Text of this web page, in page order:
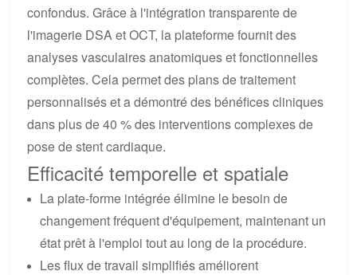
confondus. Grâce à l'intégration transparente de
l'imagerie DSA et OCT, la plateforme fournit des
analyses vasculaires anatomiques et fonctionnelles
complètes. Cela permet des plans de traitement
personnalisés et a démontré des bénéfices cliniques
dans plus de 40 % des interventions complexes de
pose de stent cardiaque.
Efficacité temporelle et spatiale
La plate-forme intégrée élimine le besoin de
changement fréquent d'équipement, maintenant un
état prêt à l'emploi tout au long de la procédure.
Les flux de travail simplifiés améliorent